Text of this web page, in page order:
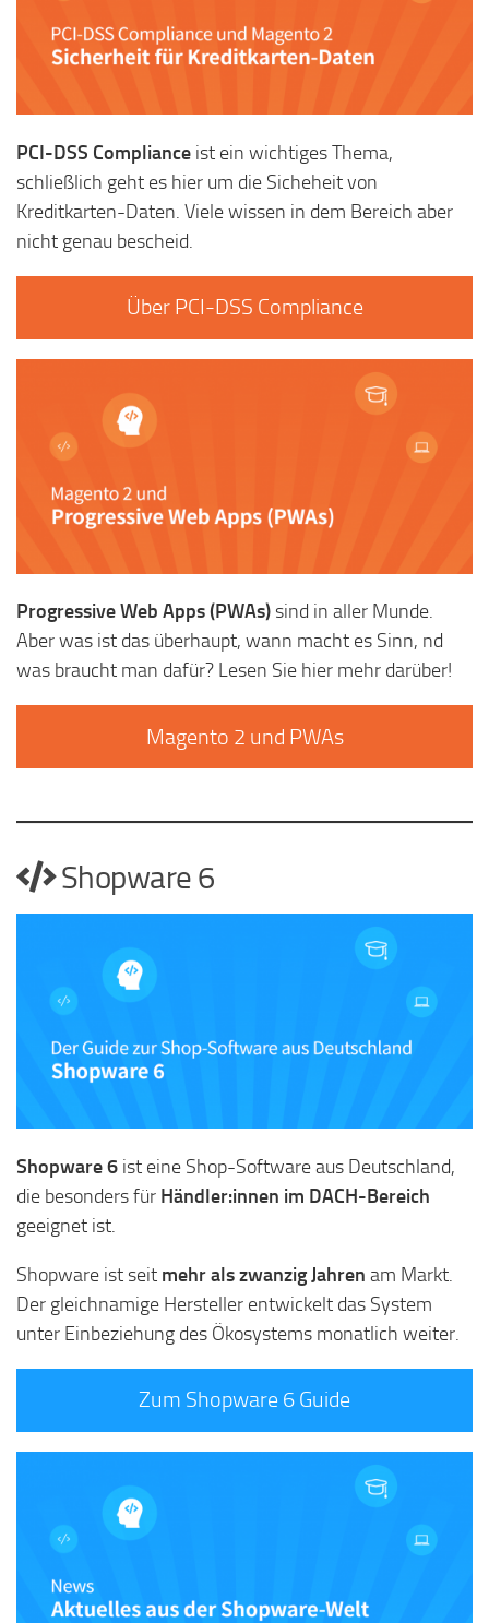
PCI-DSS Compliance ist ein wichtiges Thema,
schließlich geht es hier um die Sicheheit von
Kreditkarten-Daten. Viele wissen in dem Bereich aber
nicht genau bescheid.
Über PCI-DSS Compliance
Progressive Web Apps (PWAs)sind in aller Munde.
Aber was ist das überhaupt, wann macht es Sinn, nd
was braucht man dafür? Lesen Sie hier mehr darüber!
Magento 2 und PWAs
Shopware 6
Shopware 6 ist eine Shop-Software aus Deutschland,
die besonders für Händler:innen im DACH-Bereich
geeignet ist.
Shopware ist seit mehr als zwanzig Jahren am Markt.
Der gleichnamige Hersteller entwickelt das System
unter Einbeziehung des Ökosystems monatlich weiter.
Zum Shopware 6 Guide